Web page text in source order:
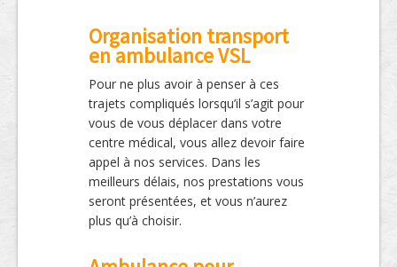
Organisation transport
en ambulance VSL
Pour ne plus avoir à penser à ces
trajets compliqués lorsqu’il s’agit pour
vous de vous déplacer dans votre
centre médical, vous allez devoir faire
appel à nos services. Dans les
meilleurs délais, nos prestations vous
seront présentées, et vous n’aurez
plus qu’à choisir.